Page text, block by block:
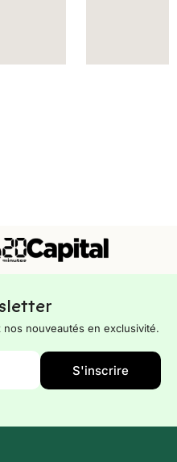
nouveautés en exclusivité.
S'inscrire